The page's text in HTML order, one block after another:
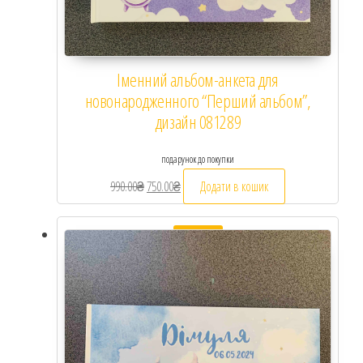
Іменний альбом-анкета для
новонародженного “Перший альбом”,
дизайн 081289
подарунок до покупки
990.00₴Оригінальна ціна: 990.00₴.
750.00₴ Поточна ціна: 750.00₴.
Додати в кошик
Розпродаж!